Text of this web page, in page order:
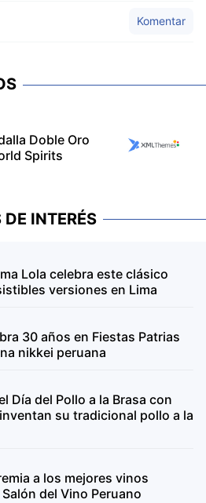
Komentar
Doble Oro
Spirits
INTERÉS
Lola celebra este clásico
versiones en Lima
30 años en Fiestas Patrias
nikkei peruana
Día del Pollo a la Brasa con
su tradicional pollo a la
a los mejores vinos
del Vino Peruano